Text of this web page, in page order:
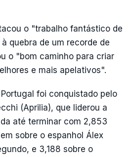
o "trabalho fantástico de
quebra de um recorde de
o "bom caminho para criar
e mais apelativos".
foi conquistado pelo
(Aprilia), que liderou a
até terminar com 2,853
sobre o espanhol Álex
e 3,188 sobre o